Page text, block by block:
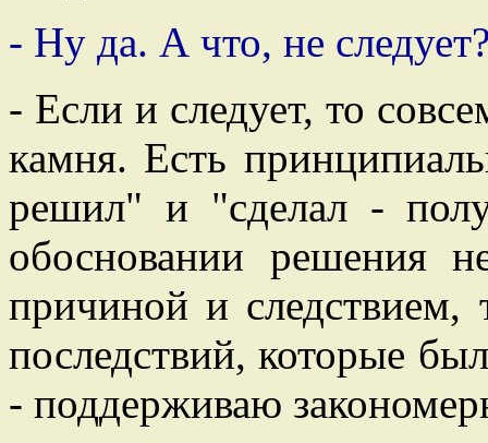
- Ну да. А что, не
- Если и следует, то
камня. Есть
решил" и "сделал -
обосновании решения
причиной и следствием,
последствий, которые
- поддерживаю